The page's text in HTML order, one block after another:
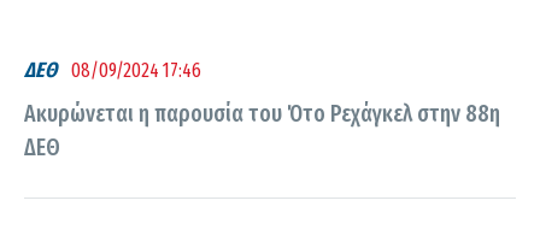
ΔΕΘ 08/09/2024 17:46
Ακυρώνεται η παρουσία του Ότο Ρεχάγκελ στην 88η
ΔΕΘ